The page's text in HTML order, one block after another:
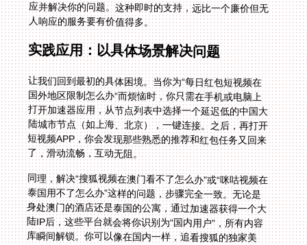
人响应的服务要有价值得多。
实践应用：以具体场景解决问题
让我们回到最初的具体困境。当你为“每日红包短视频在
国外地区限制怎么办”而烦恼时，你只需在手机或电脑上
打开加速器应用，从节点列表中选择一个延迟低的中国大
陆城市节点（如上海、北京），一键连接。之后，再打开
短视频APP，你会发现那些熟悉的推荐和红包任务又回来
了，滑动流畅，互动无阻。
同理，解决“搜狐视频在澳门看不了怎么办”或“咪咕视频在
泰国用不了怎么办”这样的问题，步骤完全一致。无论是
身处澳门的酒店还是泰国的公寓，通过加速器获得一个大
陆IP后，这些平台就会将你识别为“国内用户”，所有内容
库瞬间解锁。你可以像在国内一样，追看搜狐的独家美
剧，或者通过咪咕视频畅享中超、CBA的每一场精彩直